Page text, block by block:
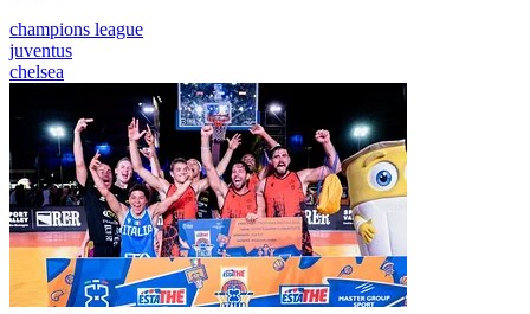
champions league
juventus
chelsea